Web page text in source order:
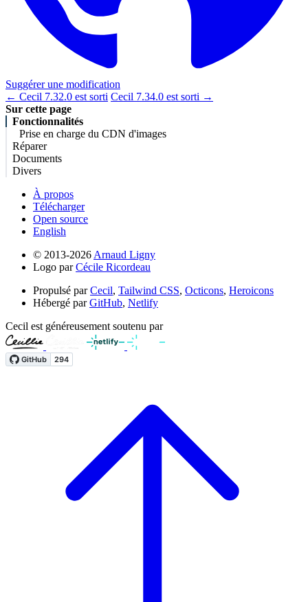
Suggérer une modification
← Cecil 7.32.0 est sorti Cecil 7.34.0 est sorti →
Sur cette page
Fonctionnalités
Prise en charge du CDN d'images
Réparer
Documents
Divers
À propos
Télécharger
Open source
English
© 2013-2026 Arnaud Ligny
Logo parCécile Ricordeau
Propulsé parCecil, Tailwind CSS, Octicons, Heroicons
Hébergé parGitHub, Netlify
Cecil est généreusement soutenu par